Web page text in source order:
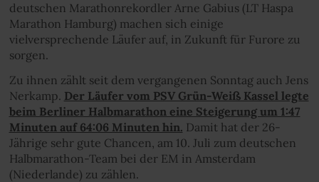
deutschen Marathonrekordler Arne Gabius (LT Haspa
Marathon Hamburg) machen sich einige
vielversprechende Läufer auf, in Zukunft für Furore zu
sorgen.
Zu ihnen zählt seit dem vergangenen Sonntag auch Jens
Nerkamp. Der Läufer vom PSV Grün-Weiß Kassel legte
beim Berliner Halbmarathon eine Steigerung um 1:47
Minuten auf 64:06 Minuten hin. Damit hat der 26-
Jährige sehr gute Chancen, am 10. Juli zum deutschen
Halbmarathon-Team bei der EM in Amsterdam
(Niederlande) zu zählen.